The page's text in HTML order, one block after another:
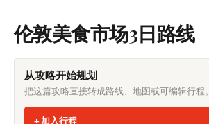
伦敦美食市场3日路线
从攻略开始规划
把这篇攻略直接转成路线、地图或可编辑行程。
加入行程